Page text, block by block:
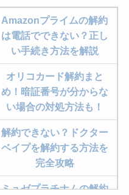
Amazonプライムの解約
は電話でできない？正し
い手続き方法を解説
オリコカード解約まと
め！暗証番号が分からな
い場合の対処方法も！
解約できない？ドクター
ベイプを解約する方法を
完全攻略
ミュゼプラチナムの解約